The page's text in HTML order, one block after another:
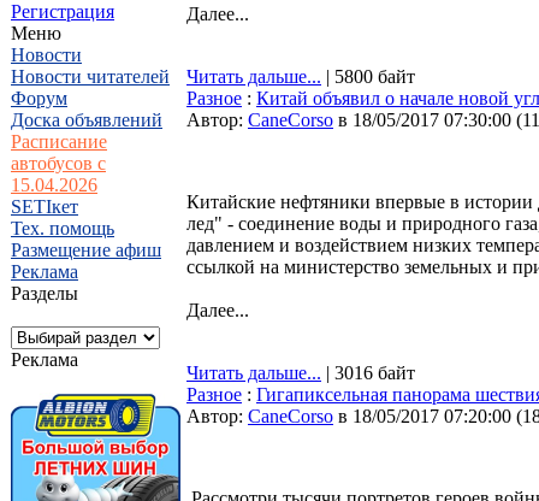
Регистрация
Меню
Новости
Новости читателей
Форум
Доска объявлений
Расписание
автобусов с
15.04.2026
SETIкет
Тех. помощь
Размещение афиш
Реклама
Разделы
Реклама
Далее...
Читать дальше... | 5800 байт
Разное : Китай объявил о начале новой
Автор: CaneCorso в 18/05/2017 07:30:00 (
Китайские нефтяники впервые в
лед" - соединение воды и природного
давлением и воздействием низких
ссылкой на министерство земельных и
Далее...
Читать дальше... | 3016 байт
Разное : Гигапиксельная панорама
Автор: CaneCorso в 18/05/2017 07:20:00 (